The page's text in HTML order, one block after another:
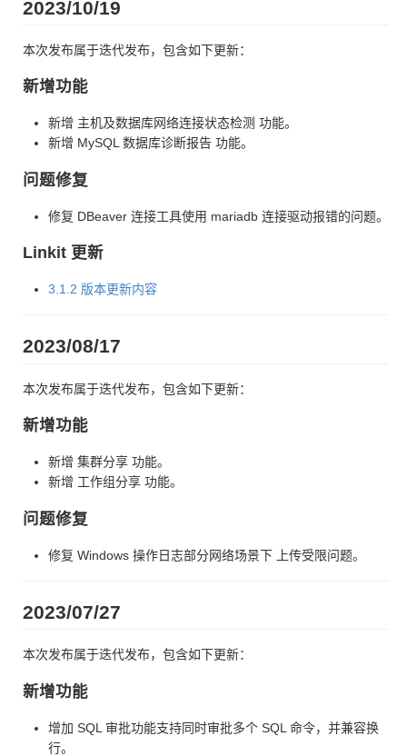
2023/10/19
本次发布属于迭代发布，包含如下更新：
新增功能
新增 主机及数据库网络连接状态检测 功能。
新增 MySQL 数据库诊断报告 功能。
问题修复
修复 DBeaver 连接工具使用 mariadb 连接驱动报错的问题。
Linkit 更新
3.1.2 版本更新内容
2023/08/17
本次发布属于迭代发布，包含如下更新：
新增功能
新增 集群分享 功能。
新增 工作组分享 功能。
问题修复
修复 Windows 操作日志部分网络场景下 上传受限问题。
2023/07/27
本次发布属于迭代发布，包含如下更新：
新增功能
增加 SQL 审批功能支持同时审批多个 SQL 命令，并兼容换
行。